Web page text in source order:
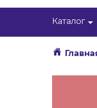
Каталог